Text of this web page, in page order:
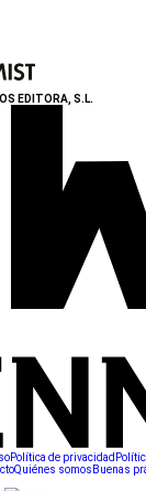
EDITORA, S.L.
Política de privacidad
Quiénes somos Buenas